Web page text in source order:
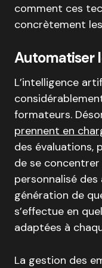
comment ces
concrètement
Automatiser
L’intelligence
formateurs.
prennent en
des évaluations,
de se
personnalisé des
génération de
s’effectue en
adaptées à
La gestion des